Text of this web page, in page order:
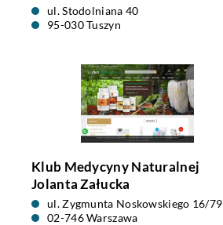
ul. Stodolniana 40
95-030 Tuszyn
Klub Medycyny Naturalnej
Jolanta Załucka
ul. Zygmunta Noskowskiego 16/79
02-746 Warszawa